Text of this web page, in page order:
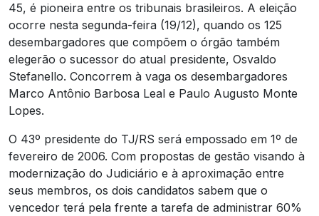
45, é pioneira entre os tribunais brasileiros. A eleição
ocorre nesta segunda-feira (19/12), quando os 125
desembargadores que compõem o órgão também
elegerão o sucessor do atual presidente, Osvaldo
Stefanello. Concorrem à vaga os desembargadores
Marco Antônio Barbosa Leal e Paulo Augusto Monte
Lopes.
O 43º presidente do TJ/RS será empossado em 1º de
fevereiro de 2006. Com propostas de gestão visando à
modernização do Judiciário e à aproximação entre
seus membros, os dois candidatos sabem que o
vencedor terá pela frente a tarefa de administrar 60%